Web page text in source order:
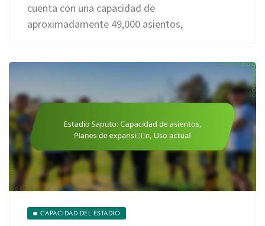
cuenta con una capacidad de
aproximadamente 49,000 asientos,
CAPACIDAD DEL ESTADIO